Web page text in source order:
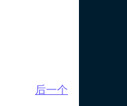
后一个